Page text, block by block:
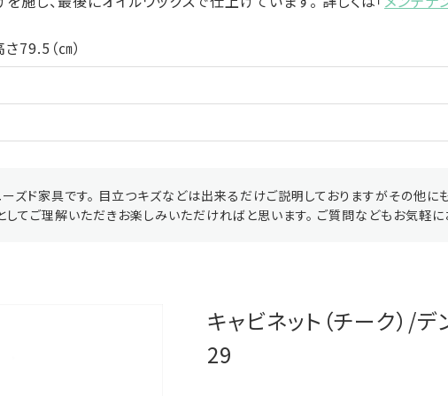
（㎝）
ズド家具です。 目立つキズなどは出来るだけご説明しておりますがその他に
てご理解いただきお楽しみいただければと思います。 ご質問などもお気軽に
キャビネット（チーク）/
29